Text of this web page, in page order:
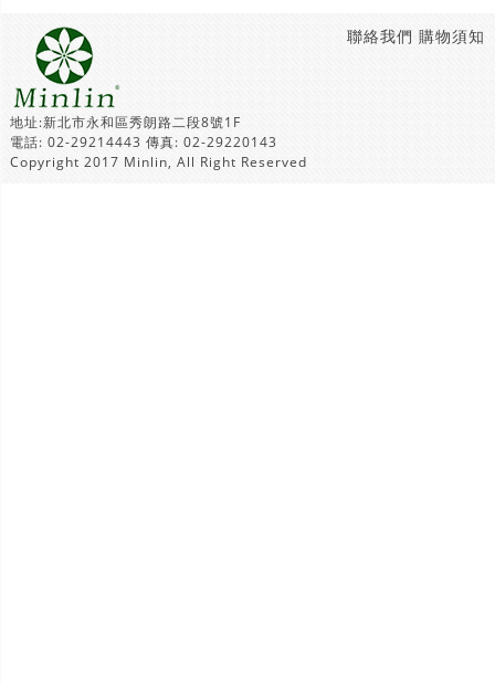
購物須知
聯絡我們
地址:新北市永和區秀朗路二段8號1F
電話: 02-29214443 傳真: 02-29220143
Copyright 2017 Minlin, All Right Reserved